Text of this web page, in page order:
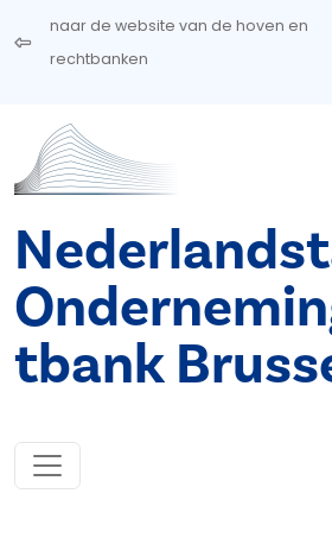
Overslaan en naar de inhoud gaan
naar de website van de hoven en
rechtbanken
tbank